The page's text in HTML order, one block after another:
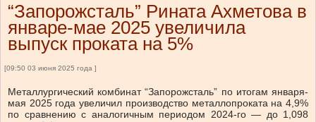
“Запорожсталь” Рината Ахметова в
январе-мае 2025 увеличила
выпуск проката на 5%
[09:50 03 июня 2025 года ]
Металлургический комбинат “Запорожсталь” по итогам января-
мая 2025 года увеличил производство металлопроката на 4,9%
по сравнению с аналогичным периодом 2024-го — до 1,098